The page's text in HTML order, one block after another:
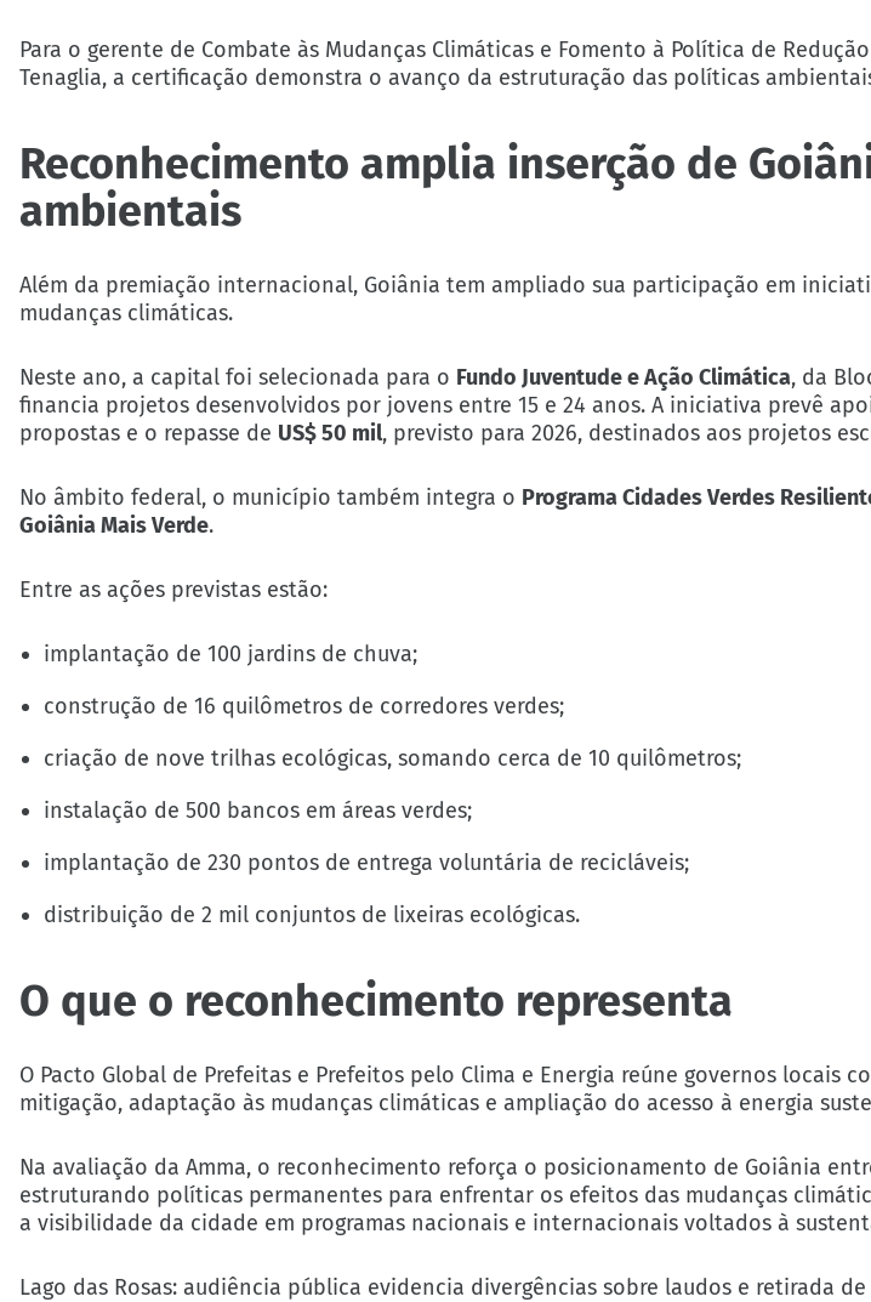
Para o gerente de Combate às Mudanças Climáticas e Fomento à Política de
Tenaglia, a certificação demonstra o avanço da estruturação das políticas
Reconhecimento amplia inserção de
ambientais
Além da premiação internacional, Goiânia tem ampliado sua participação em
mudanças climáticas.
Neste ano, a capital foi selecionada para o Fundo Juventude e Ação Climática, da
financia projetos desenvolvidos por jovens entre 15 e 24 anos. A iniciativa prevê
propostas e o repasse de US$ 50 mil, previsto para 2026, destinados aos projetos
No âmbito federal, o município também integra o Programa Cidades Verdes
Goiânia Mais Verde.
Entre as ações previstas estão:
implantação de 100 jardins de chuva;
construção de 16 quilômetros de corredores verdes;
criação de nove trilhas ecológicas, somando cerca de 10 quilômetros;
instalação de 500 bancos em áreas verdes;
implantação de 230 pontos de entrega voluntária de recicláveis;
distribuição de 2 mil conjuntos de lixeiras ecológicas.
O que o reconhecimento representa
O Pacto Global de Prefeitas e Prefeitos pelo Clima e Energia reúne governos locais
mitigação, adaptação às mudanças climáticas e ampliação do acesso à energia
Na avaliação da Amma, o reconhecimento reforça o posicionamento de Goiânia
estruturando políticas permanentes para enfrentar os efeitos das mudanças
a visibilidade da cidade em programas nacionais e internacionais voltados à
Lago das Rosas: audiência pública evidencia divergências sobre laudos e retirada